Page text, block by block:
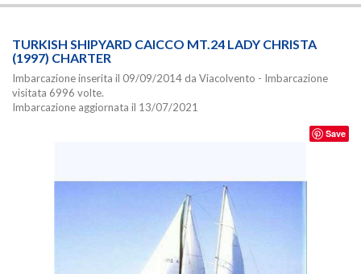
TURKISH SHIPYARD CAICCO MT.24 LADY CHRISTA
(1997) CHARTER
Imbarcazione inserita il 09/09/2014 da Viacolvento - Imbarcazione
visitata 6996 volte.
Imbarcazione aggiornata il 13/07/2021
Save